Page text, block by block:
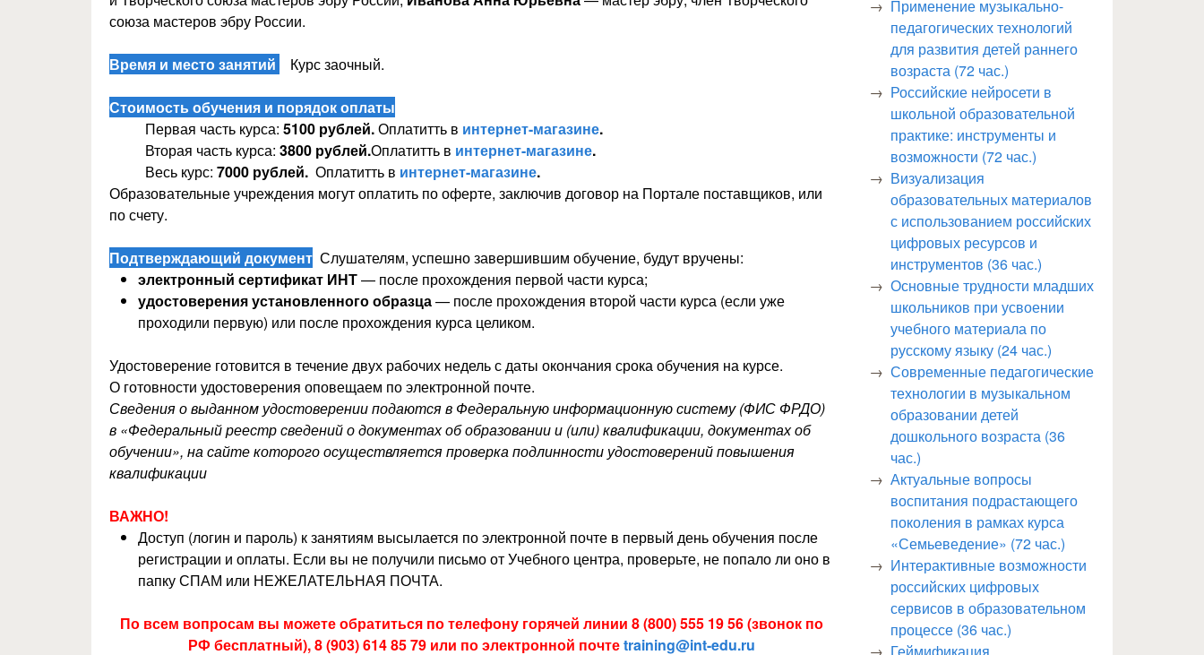
союза мастеров эбру России.
Время и место занятий Курс заочный.
Стоимость обучения и порядок оплаты
Первая часть курса: 5100 рублей.Оплатитть в интернет-магазине.
Вторая часть курса: 3800 рублей.Оплатитть в интернет-магазине.
Весь курс: 7000 рублей. Оплатитть в интернет-магазине.
Образовательные учреждения могут оплатить по оферте, заключив договор на Портале поставщиков, или
по счету.
Подтверждающий документ Слушателям, успешно завершившим обучение, будут вручены:
электронный сертификат ИНТ— после прохождения первой части курса;
удостоверения установленного образца— после прохождения второй части курса (если уже
проходили первую) или после прохождения курса целиком.
Удостоверение готовится в течение двух рабочих недель с даты окончания срока обучения на курсе.
О готовности удостоверения оповещаем по электронной почте.
Сведения о выданном удостоверении подаются в Федеральную информационную систему (ФИС ФРДО)
в «Федеральный реестр сведений о документах об образовании и (или) квалификации, документах об
обучении», на сайте которого осуществляется проверка подлинности удостоверений повышения
квалификации
ВАЖНО!
Доступ (логин и пароль) к занятиям высылается по электронной почте в первый день обучения после
регистрации и оплаты. Если вы не получили письмо от Учебного центра, проверьте, не попало ли оно в
папку СПАМ или НЕЖЕЛАТЕЛЬНАЯ ПОЧТА.
По всем вопросам вы можете обратиться по телефону горячей линии 8 (800) 555 19 56 (звонок по
РФ бесплатный), 8 (903) 614 85 79 или по электронной почтеtraining@int-edu.ru
Применение музыкально-
педагогических технологий
для развития детей раннего
возраста (72 час.)
Российские нейросети в
школьной образовательной
практике: инструменты и
возможности (72 час.)
Визуализация
образовательных материалов
с использованием российских
цифровых ресурсов и
инструментов (36 час.)
Основные трудности младших
школьников при усвоении
учебного материала по
русскому языку (24 час.)
Современные педагогические
технологии в музыкальном
образовании детей
дошкольного возраста (36
час.)
Актуальные вопросы
воспитания подрастающего
поколения в рамках курса
«Семьеведение» (72 час.)
Интерактивные возможности
российских цифровых
сервисов в образовательном
процессе (36 час.)
Геймификация